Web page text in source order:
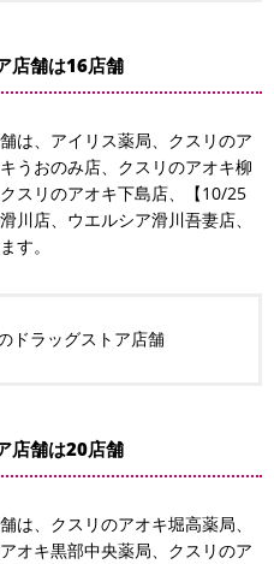
店舗は16店舗
は、アイリス薬局、クスリのア
うおのみ店、クスリのアオキ柳
スリのアオキ下島店、【10/25
川店、ウエルシア滑川吾妻店、
す。
ドラッグストア店舗
店舗は20店舗
は、クスリのアオキ堀高薬局、
オキ黒部中央薬局、クスリのア